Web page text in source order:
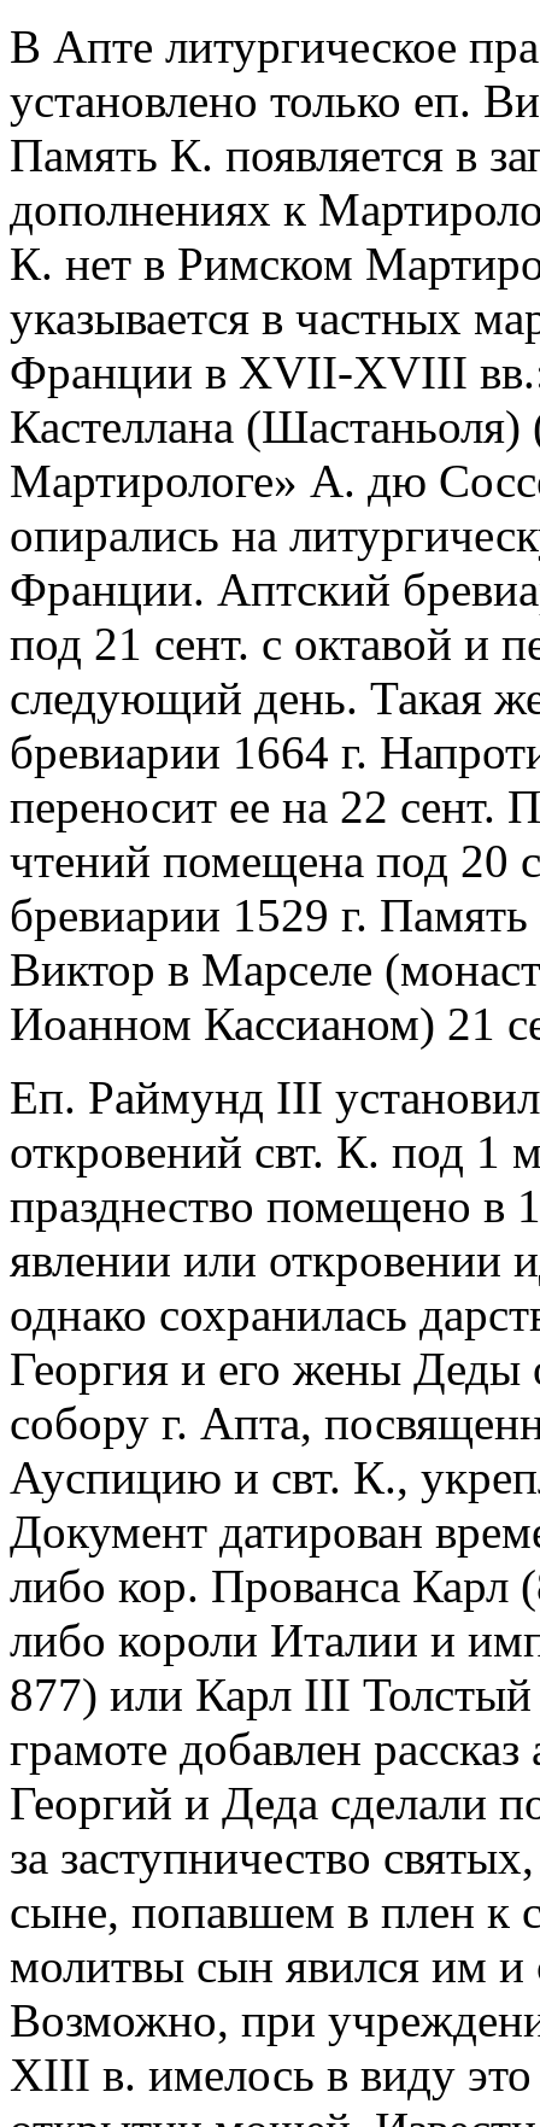
В Апте литургическое
установлено только еп.
Память К. появляется в
дополнениях к
К. нет в Римском
указывается в частных
Франции в XVII-XVIII
Кастеллана
Мартирологе» А. дю
опирались на
Франции. Аптский
под 21 сент. с октавой и
следующий день. Такая
бревиарии 1664 г.
переносит ее на 22 сент.
чтений помещена под 20
бревиарии 1529 г.
Виктор в Марселе
Иоанном Кассианом) 21
Еп. Раймунд III
откровений свт. К. под 1
празднество помещено в
явлении или откровении
однако сохранилась
Георгия и его жены Деды
собору г. Апта,
Ауспицию и свт. К.,
Документ датирован
либо кор. Прованса
либо короли Италии и
877) или Карл III
грамоте добавлен
Георгий и Деда сделали
за заступничество
сыне, попавшем в плен к
молитвы сын явился им
Возможно, при
XIII в. имелось в виду